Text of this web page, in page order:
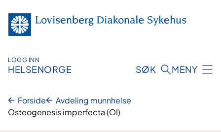
innhold
LOGG INN
HELSENORGE SØK MENY
Forside
Avdeling munnhelse
Osteogenesis imperfecta (OI)